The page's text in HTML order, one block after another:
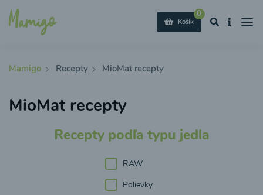
0
Košík
Mamigo Recepty MioMat recepty
MioMat recepty
Recepty podľa typu jedla
RAW
Polievky